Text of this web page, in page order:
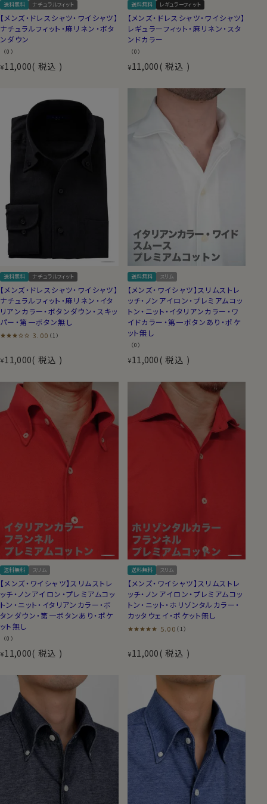
送料無料 ナチュラルフィット
【メンズ・ドレスシャツ・ワイシャツ】
ナチュラルフィット・麻リネン・ボタ
ンダウン
（0）
¥11,000 税込
送料無料 レギュラーフィット
【メンズ・ドレスシャツ・ワイシャツ】
レギュラーフィット・麻リネン・スタ
ンドカラー
（0）
¥11,000 税込
送料無料 ナチュラルフィット
【メンズ・ドレスシャツ・ワイシャツ】
ナチュラルフィット・麻リネン・イタ
リアンカラー・ボタンダウン・スキッ
パー・第一ボタン無し
3.00 （1）
¥11,000 税込
送料無料 スリム
【メンズ・ワイシャツ】スリムストレ
ッチ・ノンアイロン・プレミアムコッ
トン・ニット・イタリアンカラー・ワ
イドカラー・第一ボタンあり・ポケ
ット無し
（0）
¥11,000 税込
送料無料 スリム
【メンズ・ワイシャツ】スリムストレ
ッチ・ノンアイロン・プレミアムコッ
トン・ニット・イタリアンカラー・ボ
タンダウン・第一ボタンあり・ポケ
ット無し
（0）
¥11,000 税込
送料無料 スリム
【メンズ・ワイシャツ】スリムストレ
ッチ・ノンアイロン・プレミアムコッ
トン・ニット・ホリゾンタルカラー・
カッタウェイ・ポケット無し
5.00 （1）
¥11,000 税込